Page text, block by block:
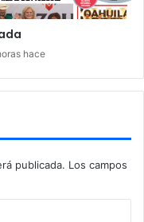
hace
publicada. Los campos